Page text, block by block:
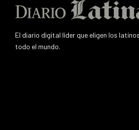
El diario digital líder que eligen los
todo el mundo.